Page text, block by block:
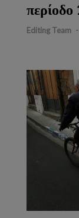
Editing Team -